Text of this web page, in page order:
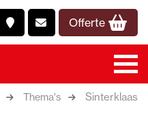
Offerte
Thema's Sinterklaas